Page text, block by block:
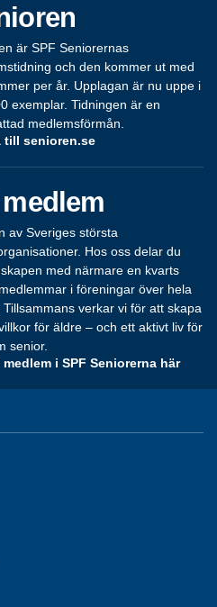
är SPF Seniorernas
och den kommer ut med
per år. Upplagan är nu uppe i
exemplar. Tidningen är en
medlemsförmån.
till senioren.se
av Sveriges största
Hos oss delar du
med närmare en kvarts
i föreningar över hela
Tillsammans verkar vi för att skapa
för äldre – och ett aktivt liv för
senior.
medlem i SPF Seniorerna här